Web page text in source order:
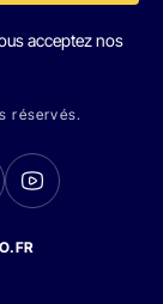
acceptez nos
réservés.